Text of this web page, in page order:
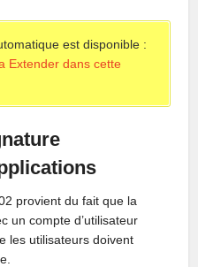
est disponible :
Extender dans cette
provient du fait que la
un compte d’utilisateur
les utilisateurs doivent